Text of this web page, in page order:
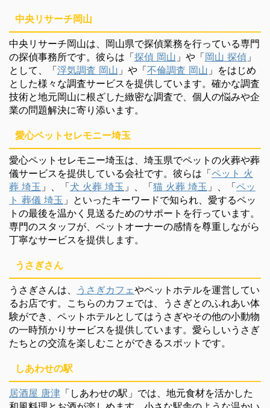
中央リサーチ岡山
中央リサーチ岡山は、岡山県で探偵業務を行っている専門
の探偵事務所です。彼らは「探偵 岡山 」や「岡山 探偵 」
として、「浮気調査 岡山 」や「不倫調査 岡山 」をはじめ
とした様々な調査サービスを提供しています。確かな調査
技術と地元岡山に根ざした緻密な調査で、個人の悩みや企
業の問題解決に寄り添います。
愛心ペットセレモニー埼玉
愛心ペットセレモニー埼玉は、埼玉県でペットの火葬や葬
儀サービスを提供している会社です。彼らは「ペット 火
葬 埼玉 」、「犬 火葬 埼玉 」、「猫 火葬 埼玉 」、「ペッ
ト 葬儀 埼玉 」といったキーワードで知られ、愛するペッ
トの最後を温かく見送るためのサポートを行っています。
専門のスタッフが、ペットオーナーの感情を尊重しながら
丁寧なサービスを提供します。
うさぎさん
うさぎさんは、 うさぎカフェやペットホテルを運営してい
るお店です。こちらのカフェでは、うさぎとのふれあい体
験ができ、ペットホテルとしてはうさぎやその他の小動物
の一時預かりサービスを提供しています。愛らしいうさぎ
たちとの交流を楽しむことができるスポットです。
しあわせの駅
居酒屋 唐津 「しあわせの駅」では、地元食材を活かした